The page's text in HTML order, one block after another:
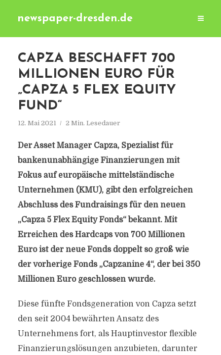
newspaper-dresden.de
CAPZA BESCHAFFT 700
MILLIONEN EURO FÜR
„CAPZA 5 FLEX EQUITY
FUND“
12. Mai 2021 2 Min. Lesedauer
Der Asset Manager Capza, Spezialist für
bankenunabhängige Finanzierungen mit
Fokus auf europäische mittelständische
Unternehmen (KMU), gibt den erfolgreichen
Abschluss des Fundraisings für den neuen
„Capza 5 Flex Equity Fonds“ bekannt. Mit
Erreichen des Hardcaps von 700 Millionen
Euro ist der neue Fonds doppelt so groß wie
der vorherige Fonds „Capzanine 4“, der bei 350
Millionen Euro geschlossen wurde.
Diese fünfte Fondsgeneration von Capza setzt
den seit 2004 bewährten Ansatz des
Unternehmens fort, als Hauptinvestor flexible
Finanzierungslösungen anzubieten, darunter